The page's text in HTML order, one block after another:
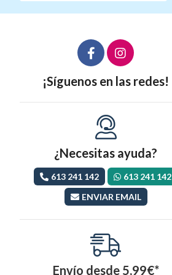
¡Síguenos en las redes!
¿Necesitas ayuda?
613 241 142
613 241 142
ENVIAR EMAIL
Envío desde 5,99€*